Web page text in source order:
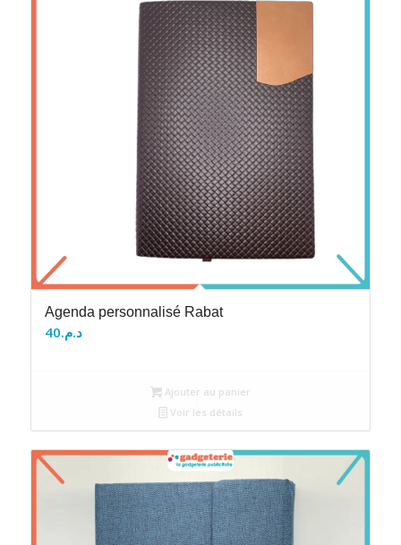
Agenda personnalisé Rabat
د.م.40
Ajouter au panier
Voir les détails